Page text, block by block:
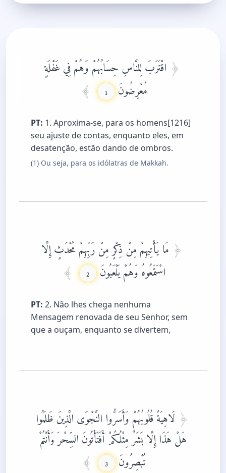
اقْتَرَبَ لِلنَّاسِ حِسَابُهُمْ وَهُمْ فِي غَفْلَةٍ
مُعْرِضُونَ 1
PT: 1. Aproxima-se, para os homens[1216]
seu ajuste de contas, enquanto eles, em
desatenção, estão dando de ombros.
(1) Ou seja, para os idólatras de Makkah.
مَا يَأْتِيهِمْ مِنْ ذِكْرٍ مِنْ رَبِّهِمْ مُحْدَثٍ إِلَّا
اسْتَمَعُوهُ وَهُمْ يَلْعَبُونَ 2
PT: 2. Não lhes chega nenhuma
Mensagem renovada de seu Senhor, sem
que a ouçam, enquanto se divertem,
لَاهِيَةً قُلُوبُهُمْ وَأَسَرُّوا النَّجْوَى الَّذِينَ ظَلَمُوا
هَلْ هَذَا إِلَّا بَشَرٌ مِثْلُكُمْ أَفَتَأْتُونَ السِّحْرَ وَأَنْتُمْ
تُبْصِرُونَ 3